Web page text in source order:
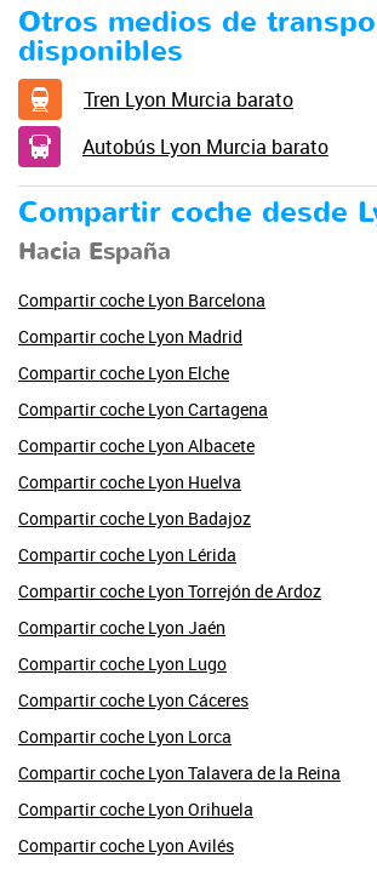
Otros medios de
disponibles
Tren Lyon Murcia barato
Autobús Lyon Murcia barato
Compartir coche desde
Hacia España
Compartir coche Lyon Barcelona
Compartir coche Lyon Madrid
Compartir coche Lyon Elche
Compartir coche Lyon Cartagena
Compartir coche Lyon Albacete
Compartir coche Lyon Huelva
Compartir coche Lyon Badajoz
Compartir coche Lyon Lérida
Compartir coche Lyon Torrejón de Ardoz
Compartir coche Lyon Jaén
Compartir coche Lyon Lugo
Compartir coche Lyon Cáceres
Compartir coche Lyon Lorca
Compartir coche Lyon Talavera de la Reina
Compartir coche Lyon Orihuela
Compartir coche Lyon Avilés